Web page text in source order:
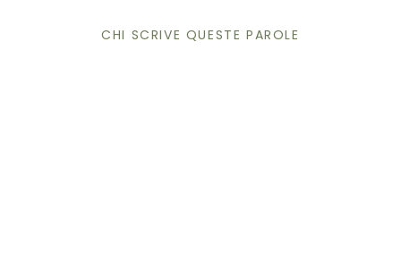
CHI SCRIVE QUESTE PAROLE